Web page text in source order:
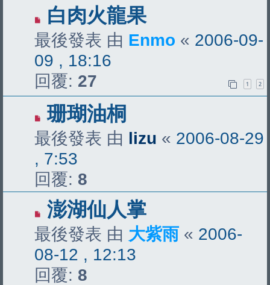
白肉火龍果
最後發表 由 Enmo « 2006-09-
09 , 18:16
回覆: 27 1 2
珊瑚油桐
最後發表 由 lizu « 2006-08-29
, 7:53
回覆: 8
澎湖仙人掌
最後發表 由 大紫雨 « 2006-
08-12 , 12:13
回覆: 8